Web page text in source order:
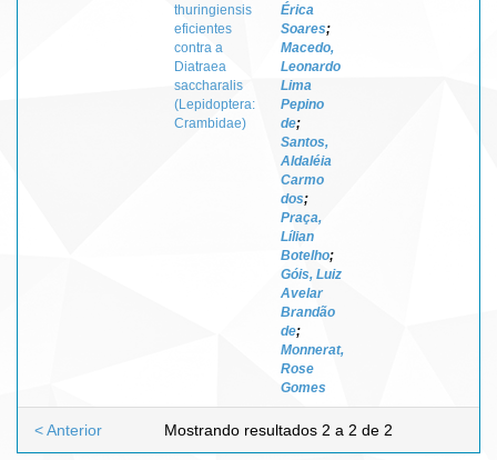
thuringiensis
eficientes
contra a
Diatraea
saccharalis
(Lepidoptera:
Crambidae)
Érica
Soares;
Macedo,
Leonardo
Lima
Pepino
de;
Santos,
Aldaléia
Carmo
dos;
Praça,
Lílian
Botelho;
Góis, Luiz
Avelar
Brandão
de;
Monnerat,
Rose
Gomes
Mostrando resultados 2 a 2 de 2
< Anterior